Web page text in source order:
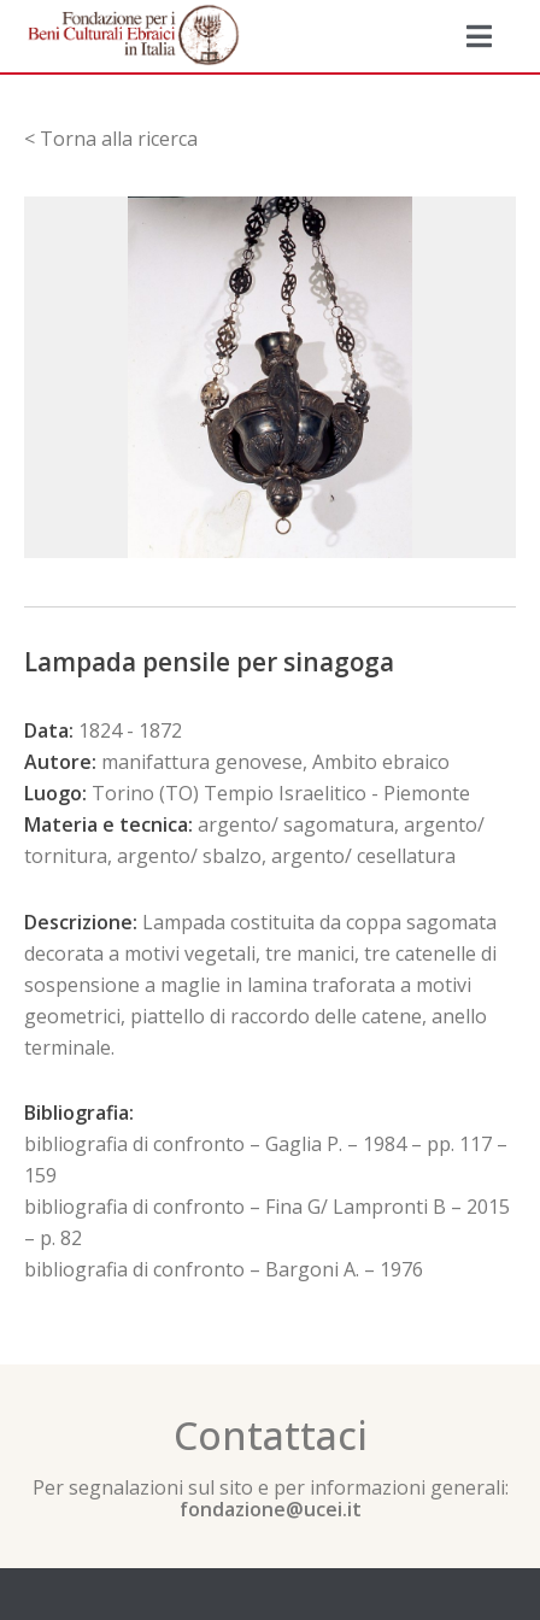
< Torna alla ricerca
Lampada pensile per sinagoga
Data: 1824 - 1872
Autore: manifattura genovese, Ambito ebraico
Luogo: Torino (TO) Tempio Israelitico - Piemonte
Materia e tecnica: argento/ sagomatura, argento/
tornitura, argento/ sbalzo, argento/ cesellatura
Descrizione: Lampada costituita da coppa sagomata
decorata a motivi vegetali, tre manici, tre catenelle di
sospensione a maglie in lamina traforata a motivi
geometrici, piattello di raccordo delle catene, anello
terminale.
Bibliografia:
bibliografia di confronto – Gaglia P. – 1984 – pp. 117 –
159
bibliografia di confronto – Fina G/ Lampronti B – 2015
– p. 82
bibliografia di confronto – Bargoni A. – 1976
Contattaci
Per segnalazioni sul sito e per informazioni generali:
fondazione@ucei.it